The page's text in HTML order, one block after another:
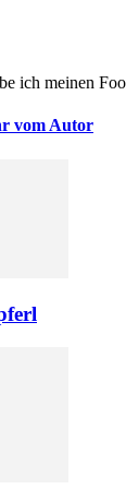
ich meinen
vom Autor